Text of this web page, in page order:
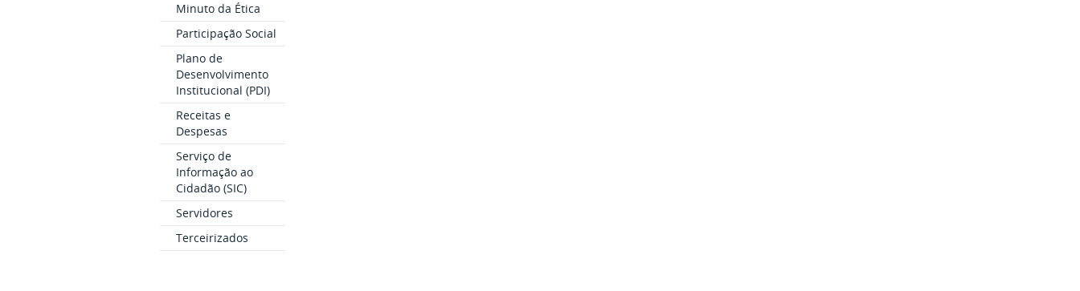
Minuto da Ética
Participação Social
Plano de
Desenvolvimento
Institucional (PDI)
Receitas e
Despesas
Serviço de
Informação ao
Cidadão (SIC)
Servidores
Terceirizados